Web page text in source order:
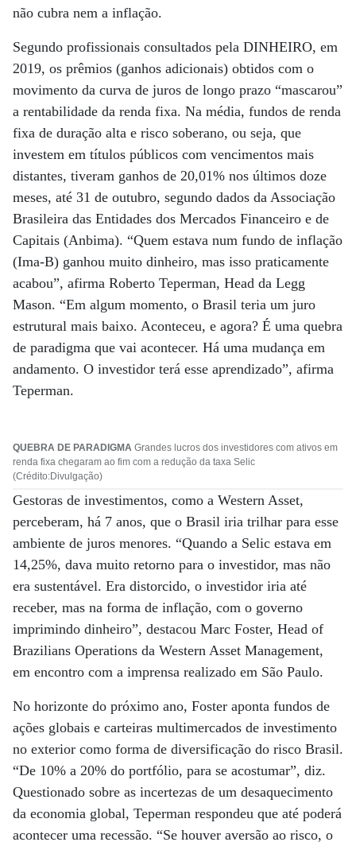
não cubra nem a inflação.
Segundo profissionais consultados pela DINHEIRO, em
2019, os prêmios (ganhos adicionais) obtidos com o
movimento da curva de juros de longo prazo “mascarou”
a rentabilidade da renda fixa. Na média, fundos de renda
fixa de duração alta e risco soberano, ou seja, que
investem em títulos públicos com vencimentos mais
distantes, tiveram ganhos de 20,01% nos últimos doze
meses, até 31 de outubro, segundo dados da Associação
Brasileira das Entidades dos Mercados Financeiro e de
Capitais (Anbima). “Quem estava num fundo de inflação
(Ima-B) ganhou muito dinheiro, mas isso praticamente
acabou”, afirma Roberto Teperman, Head da Legg
Mason. “Em algum momento, o Brasil teria um juro
estrutural mais baixo. Aconteceu, e agora? É uma quebra
de paradigma que vai acontecer. Há uma mudança em
andamento. O investidor terá esse aprendizado”, afirma
Teperman.
QUEBRA DE PARADIGMA Grandes lucros dos investidores com ativos em
renda fixa chegaram ao fim com a redução da taxa Selic
(Crédito:Divulgação)
Gestoras de investimentos, como a Western Asset,
perceberam, há 7 anos, que o Brasil iria trilhar para esse
ambiente de juros menores. “Quando a Selic estava em
14,25%, dava muito retorno para o investidor, mas não
era sustentável. Era distorcido, o investidor iria até
receber, mas na forma de inflação, com o governo
imprimindo dinheiro”, destacou Marc Foster, Head of
Brazilians Operations da Western Asset Management,
em encontro com a imprensa realizado em São Paulo.
No horizonte do próximo ano, Foster aponta fundos de
ações globais e carteiras multimercados de investimento
no exterior como forma de diversificação do risco Brasil.
“De 10% a 20% do portfólio, para se acostumar”, diz.
Questionado sobre as incertezas de um desaquecimento
da economia global, Teperman respondeu que até poderá
acontecer uma recessão. “Se houver aversão ao risco, o